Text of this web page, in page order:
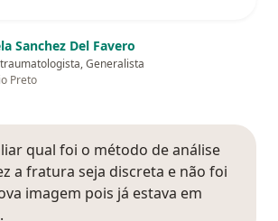
Sanchez Del Favero
Generalista
Preto
qual foi o método de análise
a fratura seja discreta e não foi
imagem pois já estava em